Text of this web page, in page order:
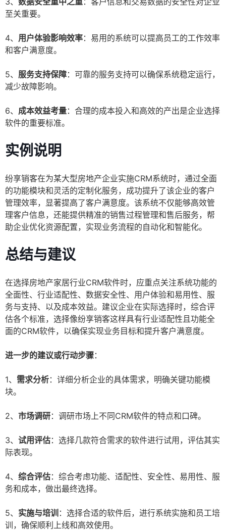
至关重要。
4、 用户体验影响效率：易用的系统可以提高员工的工作效率
和客户满意度。
5、 服务支持保障：可靠的服务支持可以确保系统稳定运行，
减少故障影响。
6、 成本效益考量：合理的成本投入和高效的产出是企业选择
软件的重要标准。
实例说明
纷享销客在为某大型房地产企业实施CRM系统时，通过全面
的功能模块和灵活的定制化服务，成功提升了该企业的客户
管理效率，显著提高了客户满意度。该系统不仅能够高效管
理客户信息，还能提供精准的销售过程管理和售后服务，帮
助企业优化资源配置，实现业务流程的自动化和智能化。
总结与建议
在选择房地产家居行业CRM软件时，应重点关注系统功能的
全面性、行业适配性、数据安全性、用户体验和易用性、服
务与支持、以及成本效益。建议企业在实际选择时，综合评
估各个标准，选择像纷享销客这样具有行业适配性且功能全
面的CRM软件，以确保实现业务目标和提升客户满意度。
进一步的建议或行动步骤：
1、 需求分析：详细分析企业的具体需求，明确关键功能模
块。
2、 市场调研：调研市场上不同CRM软件的特点和口碑。
3、 试用评估：选择几款符合需求的软件进行试用，评估其实
际表现。
4、 综合评估：综合考虑功能、适配性、安全性、易用性、服
务和成本，做出最终选择。
5、 实施与培训 ：选择合适的软件后，进行系统实施和员工培
训，确保顺利上线和高效使用。